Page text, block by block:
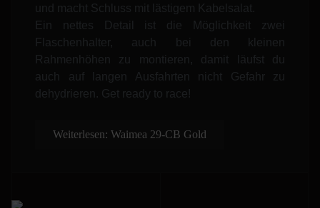
und macht Schluss mit lästigem Kabelsalat.
Ein nettes Detail ist die Möglichkeit zwei
Flaschenhalter, auch bei den kleinen
Rahmenhöhen zu montieren, damit läufst du
auch auf langen Ausfahrten nicht Gefahr zu
dehydrieren. Get ready to race!
Weiterlesen: Waimea 29-CB Gold